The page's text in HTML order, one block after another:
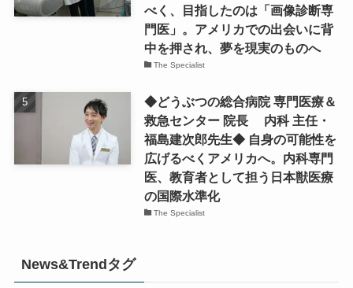
べく、目指したのは「画像診断専
門医」。アメリカでの出会いに背
中を押され、夢を現実のものへ
The Specialist
◆どうぶつの総合病院 専門医療＆
救急センター 院長 内科 主任・
福島建次郎先生◆ 自身の可能性を
広げるべくアメリカへ。内科専門
医、教育者として担う日本獣医療
の国際水準化
The Specialist
News&Trendタグ